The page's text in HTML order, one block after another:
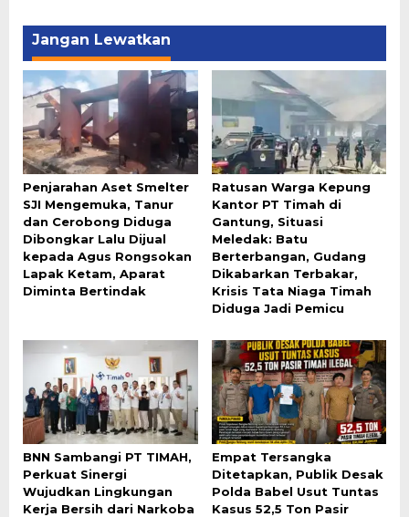
Jangan Lewatkan
Penjarahan Aset Smelter
SJI Mengemuka, Tanur
dan Cerobong Diduga
Dibongkar Lalu Dijual
kepada Agus Rongsokan
Lapak Ketam, Aparat
Diminta Bertindak
Ratusan Warga Kepung
Kantor PT Timah di
Gantung, Situasi
Meledak: Batu
Berterbangan, Gudang
Dikabarkan Terbakar,
Krisis Tata Niaga Timah
Diduga Jadi Pemicu
BNN Sambangi PT TIMAH,
Perkuat Sinergi
Wujudkan Lingkungan
Kerja Bersih dari Narkoba
Empat Tersangka
Ditetapkan, Publik Desak
Polda Babel Usut Tuntas
Kasus 52,5 Ton Pasir